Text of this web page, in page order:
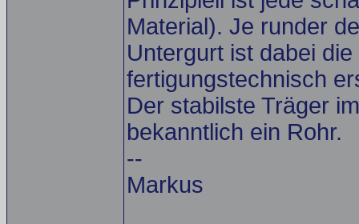
Material). Je runder
Untergurt ist dabei
fertigungstechnisch
Der stabilste Träger
bekanntlich ein Rohr.
--
Markus